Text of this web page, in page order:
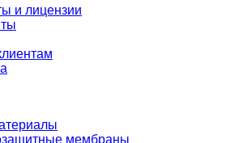
и лицензии
мембраны